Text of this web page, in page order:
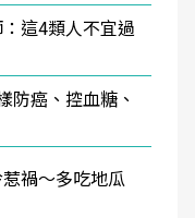
這4類人不宜過
防癌、控血糖、
禍〜多吃地瓜